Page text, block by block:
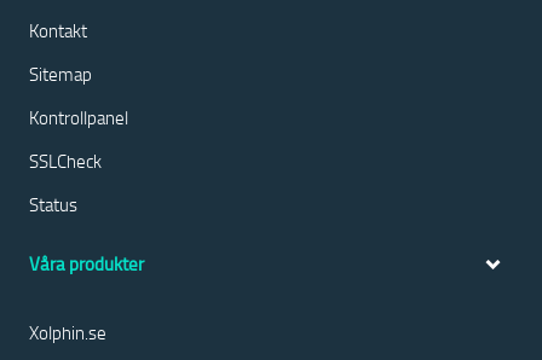
Kontakt
Sitemap
Kontrollpanel
SSLCheck
Status
Våra produkter
Xolphin.se